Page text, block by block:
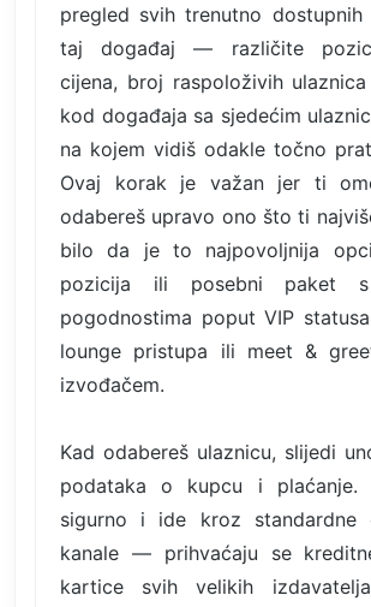
pregled svih trenutno dostupnih
taj događaj — različite
cijena, broj raspoloživih
kod događaja sa sjedećim
na kojem vidiš odakle točno
Ovaj korak je važan jer ti
odabereš upravo ono što ti
bilo da je to najpovoljnija
pozicija ili posebni paket s
pogodnostima poput VIP
lounge pristupa ili meet &
izvođačem.
Kad odabereš ulaznicu, slijedi
podataka o kupcu i plaćanje.
sigurno i ide kroz standardne
kanale — prihvaćaju se
kartice svih velikih